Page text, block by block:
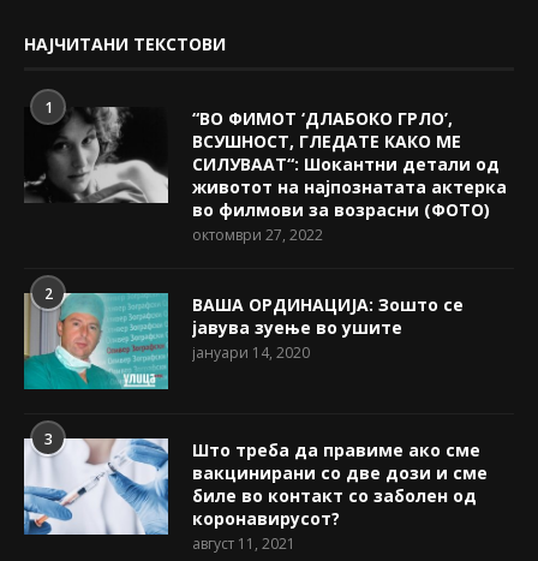
НАЈЧИТАНИ ТЕКСТОВИ
1
“ВО ФИМОТ ‘ДЛАБОКО ГРЛО’,
ВСУШНОСТ, ГЛЕДАТЕ КАКО МЕ
СИЛУВААТ“: Шокантни детали од
животот на најпознатата актерка
во филмови за возрасни (ФОТО)
октомври 27, 2022
2
ВАША ОРДИНАЦИЈА: Зошто се
јавува зуење во ушите
јануари 14, 2020
3
Што треба да правиме ако сме
вакцинирани со две дози и сме
биле во контакт со заболен од
коронавирусот?
август 11, 2021